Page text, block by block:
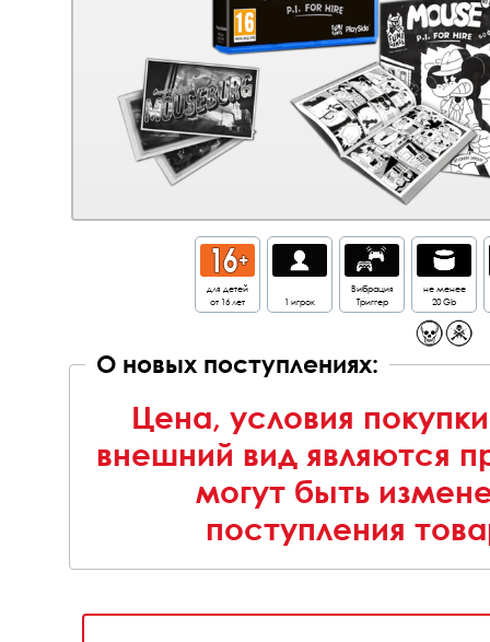
для детей
от 16 лет
1 игрок
Вибрация
Триггер
не менее
20 Gb
О новых поступлениях:
Цена, условия
внешний вид являются
могут быть
поступления